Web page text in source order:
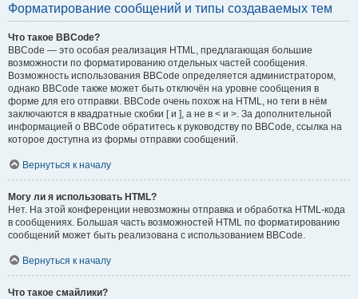
Форматирование сообщений и типы создаваемых тем
Что такое BBCode?
BBCode — это особая реализация HTML, предлагающая большие
возможности по форматированию отдельных частей сообщения.
Возможность использования BBCode определяется администратором,
однако BBCode также может быть отключён на уровне сообщения в
форме для его отправки. BBCode очень похож на HTML, но теги в нём
заключаются в квадратные скобки [ и ], а не в < и >. За дополнительной
информацией о BBCode обратитесь к руководству по BBCode, ссылка на
которое доступна из формы отправки сообщений.
Вернуться к началу
Могу ли я использовать HTML?
Нет. На этой конференции невозможны отправка и обработка HTML-кода
в сообщениях. Большая часть возможностей HTML по форматированию
сообщений может быть реализована с использованием BBCode.
Вернуться к началу
Что такое смайлики?